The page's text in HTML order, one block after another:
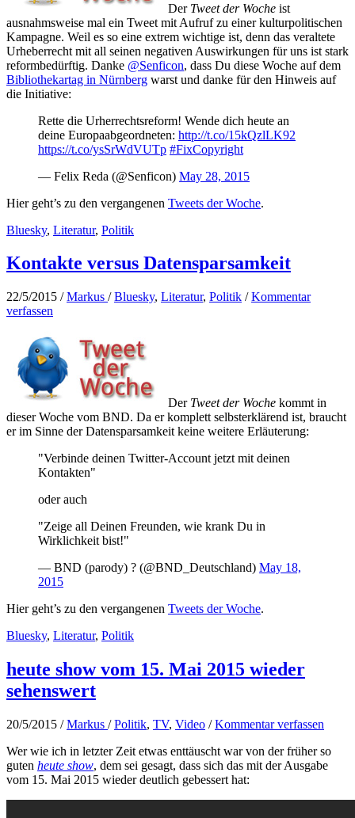
Der Tweet der Woche ist
ausnahmsweise mal ein Tweet mit Aufruf zu einer kulturpolitischen
Kampagne. Weil es so eine extrem wichtige ist, denn das veraltete
Urheberrecht mit all seinen negativen Auswirkungen für uns ist stark
reformbedürftig. Danke @Senficon, dass Du diese Woche auf dem
Bibliothekartag in Nürnberg warst und danke für den Hinweis auf
die Initiative:
Rette die Urherrechtsreform! Wende dich heute an
deine Europaabgeordneten: http://t.co/15kQzlLK92
https://t.co/ysSrWdVUTp #FixCopyright
— Felix Reda (@Senficon) May 28, 2015
Hier geht’s zu den vergangenen Tweets der Woche.
Bluesky, Literatur, Politik
Kontakte versus Datensparsamkeit
22/5/2015 /Markus /Bluesky, Literatur, Politik /Kommentar
verfassen
Der Tweet der Woche kommt in
dieser Woche vom BND. Da er komplett selbsterklärend ist, braucht
er im Sinne der Datensparsamkeit keine weitere Erläuterung:
"Verbinde deinen Twitter-Account jetzt mit deinen
Kontakten"
oder auch
"Zeige all Deinen Freunden, wie krank Du in
Wirklichkeit bist!"
— BND (parody) ? (@BND_Deutschland) May 18,
2015
Hier geht’s zu den vergangenen Tweets der Woche.
Bluesky, Literatur, Politik
heute show vom 15. Mai 2015 wieder
sehenswert
20/5/2015 /Markus /Politik, TV, Video /Kommentar verfassen
Wer wie ich in letzter Zeit etwas enttäuscht war von der früher so
guten heute show, dem sei gesagt, dass sich das mit der Ausgabe
vom 15. Mai 2015 wieder deutlich gebessert hat: